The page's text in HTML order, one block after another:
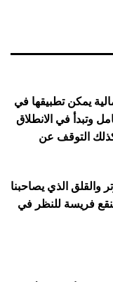
وأبحاث مالية يمكن تطبيقها في
وتبدأ في الانطلاق
التوقف عن
والقلق الذي يصاحبنا
فريسة للنظر في